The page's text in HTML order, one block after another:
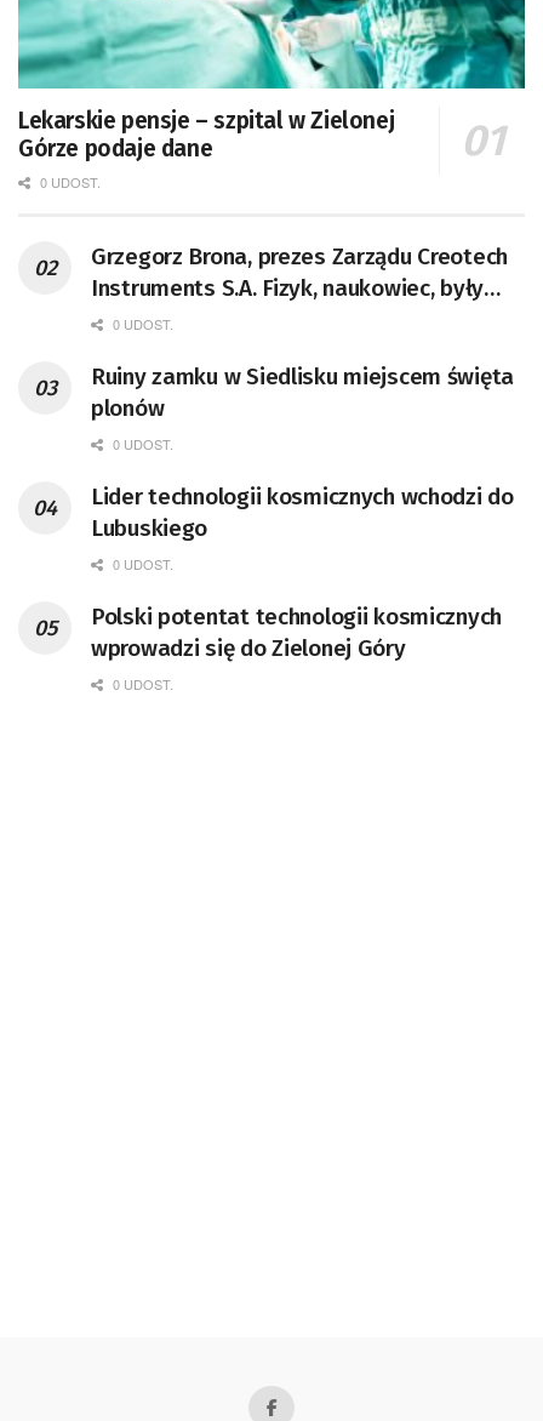
Lekarskie pensje – szpital w Zielonej
Górze podaje dane
0 UDOST.
Grzegorz Brona, prezes Zarządu Creotech
Instruments S.A. Fizyk, naukowiec, były
pracownik CERN w Genewie,
doktor habilitowany nauk fizycznych,
koordynator Rady Sektorowej ds.
Kompetencji Przemysłu Lotniczo-
Badań Kosmicznych i Satelitarnych PAN.
0 UDOST.
Ruiny zamku w Siedlisku miejscem święta
plonów
0 UDOST.
Lider technologii kosmicznych wchodzi do
Lubuskiego
0 UDOST.
Polski potentat technologii kosmicznych
wprowadzi się do Zielonej Góry
0 UDOST.